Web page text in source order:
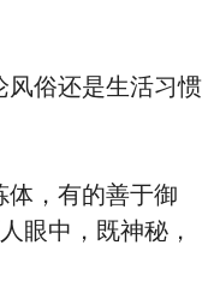
俗还是生活习惯
，有的善于御
眼中，既神秘，